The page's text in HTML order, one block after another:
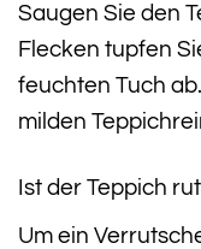
Saugen Sie den
Flecken tupfen
feuchten Tuch
milden
Ist der Teppich
Um ein